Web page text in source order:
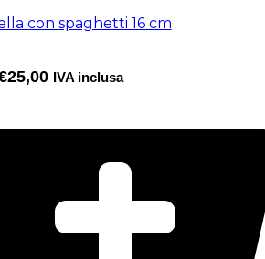
con spaghetti 16 cm
25,00 IVA inclusa